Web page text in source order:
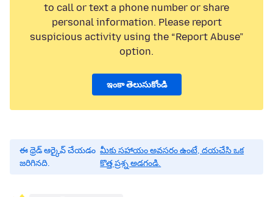
to call or text a phone number or share
personal information. Please report
suspicious activity using the “Report Abuse”
option.
ఇంకా తెలుసుకోండి
ఈ థ్రెడ్ ఆర్కైవ్ చేయడం
జరిగినది.
మీకు సహాయం అవసరం ఉంటే, దయచేసి ఒక
కొత్త ప్రశ్న అడగండి.